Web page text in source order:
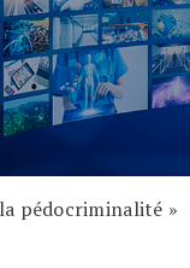
pédocriminalité »